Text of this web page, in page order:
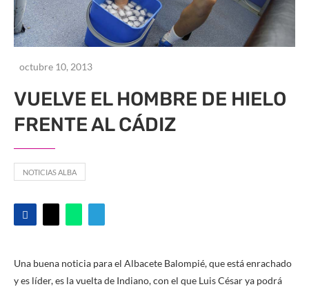
octubre 10, 2013
VUELVE EL HOMBRE DE HIELO
FRENTE AL CÁDIZ
NOTICIAS ALBA
Una buena noticia para el Albacete Balompié, que está enrachado
y es líder, es la vuelta de Indiano, con el que Luis César ya podrá